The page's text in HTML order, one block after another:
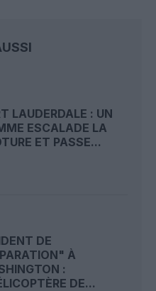
LAUDERDALE : UN
ESCALADE LA
ET PASSE...
DE
À
:
DE...